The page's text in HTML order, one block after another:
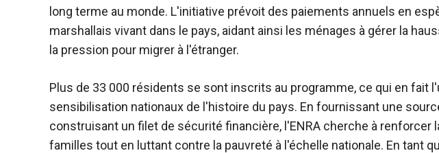
long terme au monde. L'initiative prévoit des paiements annuels en
marshallais vivant dans le pays, aidant ainsi les ménages à gérer la
la pression pour migrer à l'étranger.
Plus de 33 000 résidents se sont inscrits au programme, ce qui en fait
sensibilisation nationaux de l'histoire du pays. En fournissant une
construisant un filet de sécurité financière, l'ENRA cherche à renforcer
familles tout en luttant contre la pauvreté à l'échelle nationale. En tant